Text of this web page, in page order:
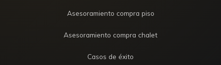
Asesoramiento compra piso
Asesoramiento compra chalet
Casos de éxito